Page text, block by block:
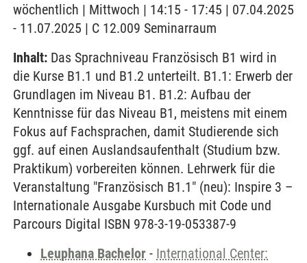
wöchentlich | Mittwoch | 14:15 - 17:45 | 07.04.2025
- 11.07.2025 | C 12.009 Seminarraum
Inhalt: Das Sprachniveau Französisch B1 wird in
die Kurse B1.1 und B1.2 unterteilt. B1.1: Erwerb der
Grundlagen im Niveau B1. B1.2: Aufbau der
Kenntnisse für das Niveau B1, meistens mit einem
Fokus auf Fachsprachen, damit Studierende sich
ggf. auf einen Auslandsaufenthalt (Studium bzw.
Praktikum) vorbereiten können. Lehrwerk für die
Veranstaltung "Französisch B1.1" (neu): Inspire 3 –
Internationale Ausgabe Kursbuch mit Code und
Parcours Digital ISBN 978-3-19-053387-9
Leuphana Bachelor - International Center: